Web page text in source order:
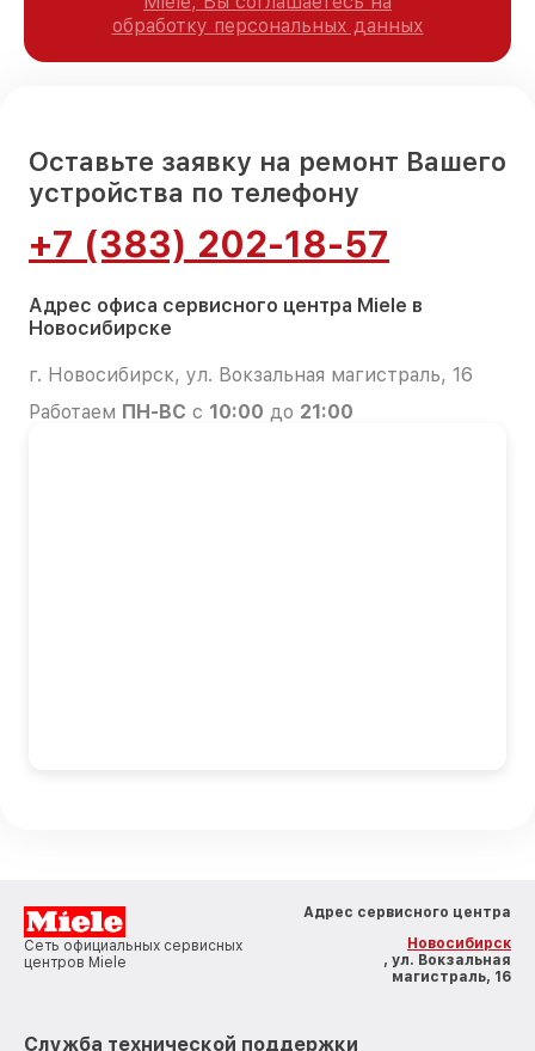
обработку персональных данных
Оставьте заявку на ремонт Вашего
устройства по телефону
+7 (383) 202-18-57
Адрес офиса сервисного центра Miele в
Новосибирске
г. Новосибирск, ул. Вокзальная магистраль, 16
Работаем ПН-ВС с 10:00 до 21:00
Сеть официальных сервисных
центров Miele
Адрес сервисного центра
Новосибирск
, ул. Вокзальная
магистраль, 16
Служба технической поддержки